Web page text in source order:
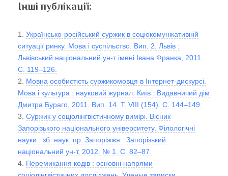
Інші публікації:
1. Українсько-російський суржик в соціокомунікативній
ситуації ринку. Мова і суспільство. Вип. 2. Львів :
Львівський національний ун-т імені Івана Франка, 2011.
С. 119–126.
2. Мовна особистість суржикомовця в Інтернет-дискурсі.
Мова і культура : науковий журнал. Київ : Видавничий дім
Дмитра Бураго, 2011. Вип. 14. Т. VІІІ (154). С. 144–149.
3. Суржик у соціолінгвістичному вимірі. Вісник
Запорізького національного університету. Філологічні
науки : зб. наук. пр. Запоріжжя : Запорізький
національний ун-т, 2012. № 1. С. 82–87.
4. Перемикання кодів : основні напрями